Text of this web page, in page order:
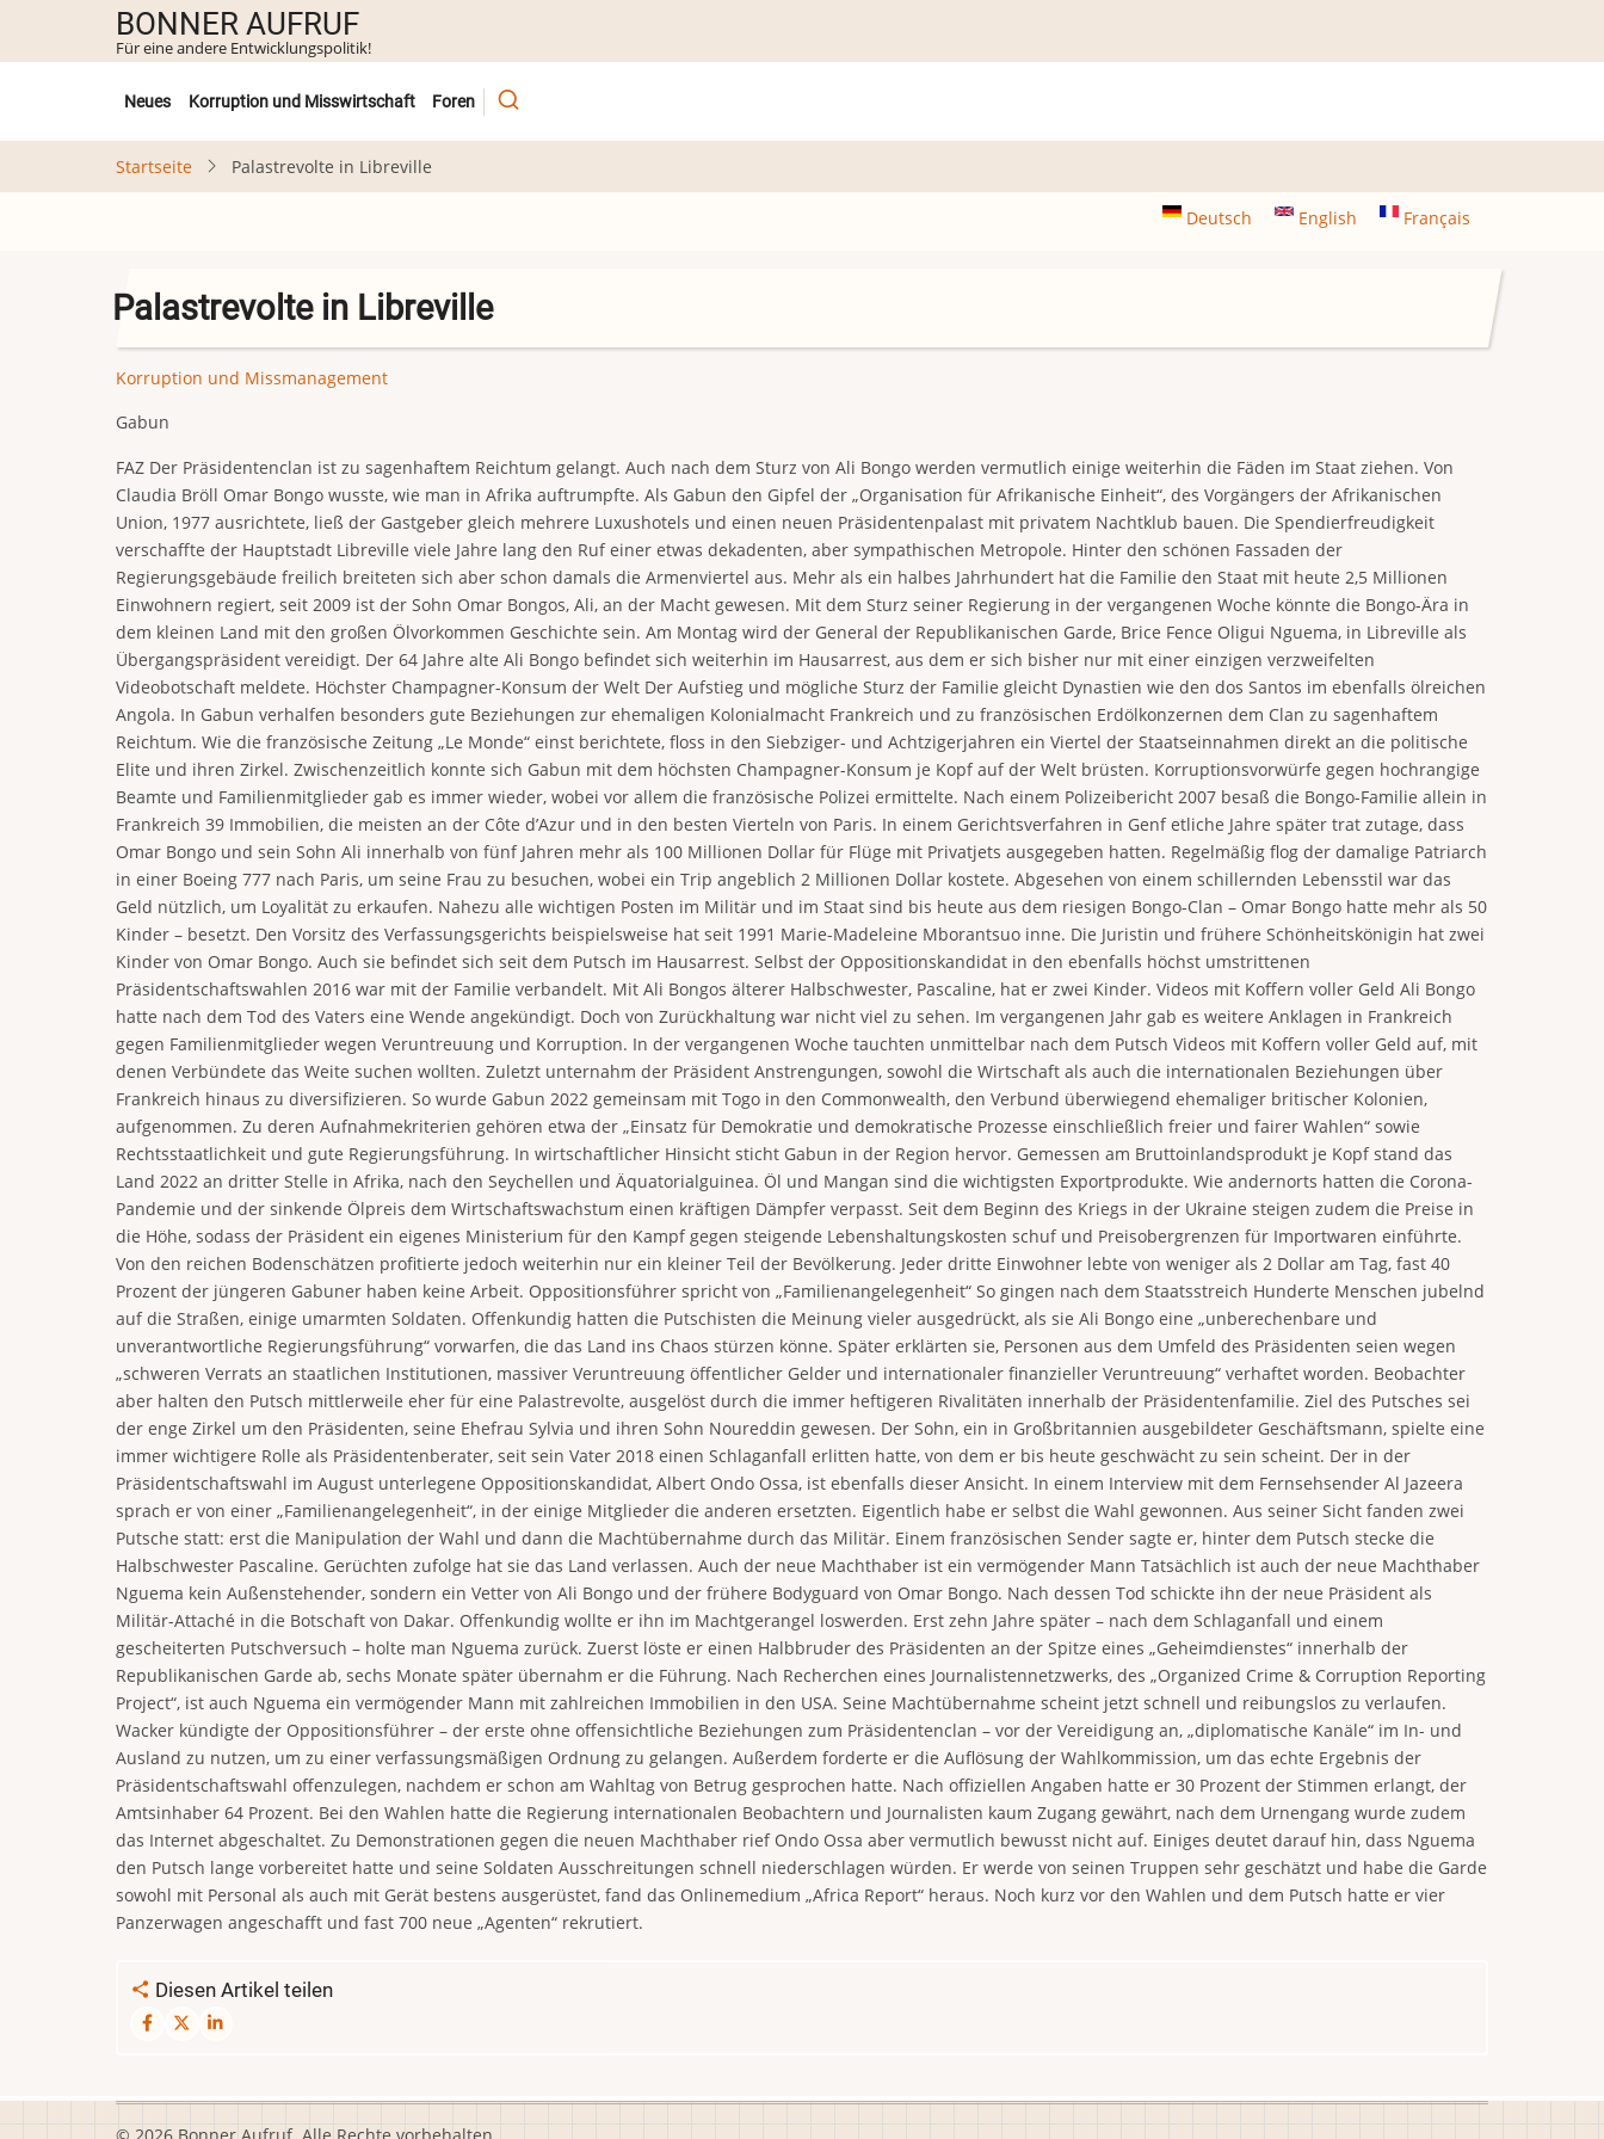
Inhalt
BONNER AUFRUF
Für eine andere Entwicklungspolitik!
Untermenü
Neues Korruption und Misswirtschaft Foren
Startseite Palastrevolte in Libreville
Deutsch English Français
Palastrevolte in Libreville
Korruption und Missmanagement
Gabun
FAZ Der Präsidentenclan ist zu sagenhaftem Reichtum gelangt. Auch nach dem Sturz von Ali Bongo werden vermutlich einige weiterhin die Fäden im Staat ziehen. Von
Claudia Bröll Omar Bongo wusste, wie man in Afrika auftrumpfte. Als Gabun den Gipfel der „Organisation für Afrikanische Einheit“, des Vorgängers der Afrikanischen
Union, 1977 ausrichtete, ließ der Gastgeber gleich mehrere Luxushotels und einen neuen Präsidentenpalast mit privatem Nachtklub bauen. Die Spendierfreudigkeit
verschaffte der Hauptstadt Libreville viele Jahre lang den Ruf einer etwas dekadenten, aber sympathischen Metropole. Hinter den schönen Fassaden der
Regierungsgebäude freilich breiteten sich aber schon damals die Armenviertel aus. Mehr als ein halbes Jahrhundert hat die Familie den Staat mit heute 2,5 Millionen
Einwohnern regiert, seit 2009 ist der Sohn Omar Bongos, Ali, an der Macht gewesen. Mit dem Sturz seiner Regierung in der vergangenen Woche könnte die Bongo-Ära in
dem kleinen Land mit den großen Ölvorkommen Geschichte sein. Am Montag wird der General der Republikanischen Garde, Brice Fence Oligui Nguema, in Libreville als
Übergangspräsident vereidigt. Der 64 Jahre alte Ali Bongo befindet sich weiterhin im Hausarrest, aus dem er sich bisher nur mit einer einzigen verzweifelten
Videobotschaft meldete. Höchster Champagner-Konsum der Welt Der Aufstieg und mögliche Sturz der Familie gleicht Dynastien wie den dos Santos im ebenfalls ölreichen
Angola. In Gabun verhalfen besonders gute Beziehungen zur ehemaligen Kolonialmacht Frankreich und zu französischen Erdölkonzernen dem Clan zu sagenhaftem
Reichtum. Wie die französische Zeitung „Le Monde“ einst berichtete, floss in den Siebziger- und Achtzigerjahren ein Viertel der Staatseinnahmen direkt an die politische
Elite und ihren Zirkel. Zwischenzeitlich konnte sich Gabun mit dem höchsten Champagner-Konsum je Kopf auf der Welt brüsten. Korruptionsvorwürfe gegen hochrangige
Beamte und Familienmitglieder gab es immer wieder, wobei vor allem die französische Polizei ermittelte. Nach einem Polizeibericht 2007 besaß die Bongo-Familie allein in
Frankreich 39 Immobilien, die meisten an der Côte d’Azur und in den besten Vierteln von Paris. In einem Gerichtsverfahren in Genf etliche Jahre später trat zutage, dass
Omar Bongo und sein Sohn Ali innerhalb von fünf Jahren mehr als 100 Millionen Dollar für Flüge mit Privatjets ausgegeben hatten. Regelmäßig flog der damalige Patriarch
in einer Boeing 777 nach Paris, um seine Frau zu besuchen, wobei ein Trip angeblich 2 Millionen Dollar kostete. Abgesehen von einem schillernden Lebensstil war das
Geld nützlich, um Loyalität zu erkaufen. Nahezu alle wichtigen Posten im Militär und im Staat sind bis heute aus dem riesigen Bongo-Clan – Omar Bongo hatte mehr als 50
Kinder – besetzt. Den Vorsitz des Verfassungsgerichts beispielsweise hat seit 1991 Marie-Madeleine Mborantsuo inne. Die Juristin und frühere Schönheitskönigin hat zwei
Kinder von Omar Bongo. Auch sie befindet sich seit dem Putsch im Hausarrest. Selbst der Oppositionskandidat in den ebenfalls höchst umstrittenen
Präsidentschaftswahlen 2016 war mit der Familie verbandelt. Mit Ali Bongos älterer Halbschwester, Pascaline, hat er zwei Kinder. Videos mit Koffern voller Geld Ali Bongo
hatte nach dem Tod des Vaters eine Wende angekündigt. Doch von Zurückhaltung war nicht viel zu sehen. Im vergangenen Jahr gab es weitere Anklagen in Frankreich
gegen Familienmitglieder wegen Veruntreuung und Korruption. In der vergangenen Woche tauchten unmittelbar nach dem Putsch Videos mit Koffern voller Geld auf, mit
denen Verbündete das Weite suchen wollten. Zuletzt unternahm der Präsident Anstrengungen, sowohl die Wirtschaft als auch die internationalen Beziehungen über
Frankreich hinaus zu diversifizieren. So wurde Gabun 2022 gemeinsam mit Togo in den Commonwealth, den Verbund überwiegend ehemaliger britischer Kolonien,
aufgenommen. Zu deren Aufnahmekriterien gehören etwa der „Einsatz für Demokratie und demokratische Prozesse einschließlich freier und fairer Wahlen“ sowie
Rechtsstaatlichkeit und gute Regierungsführung. In wirtschaftlicher Hinsicht sticht Gabun in der Region hervor. Gemessen am Bruttoinlandsprodukt je Kopf stand das
Land 2022 an dritter Stelle in Afrika, nach den Seychellen und Äquatorialguinea. Öl und Mangan sind die wichtigsten Exportprodukte. Wie andernorts hatten die Corona-
Pandemie und der sinkende Ölpreis dem Wirtschaftswachstum einen kräftigen Dämpfer verpasst. Seit dem Beginn des Kriegs in der Ukraine steigen zudem die Preise in
die Höhe, sodass der Präsident ein eigenes Ministerium für den Kampf gegen steigende Lebenshaltungskosten schuf und Preisobergrenzen für Importwaren einführte.
Von den reichen Bodenschätzen profitierte jedoch weiterhin nur ein kleiner Teil der Bevölkerung. Jeder dritte Einwohner lebte von weniger als 2 Dollar am Tag, fast 40
Prozent der jüngeren Gabuner haben keine Arbeit. Oppositionsführer spricht von „Familienangelegenheit“ So gingen nach dem Staatsstreich Hunderte Menschen jubelnd
auf die Straßen, einige umarmten Soldaten. Offenkundig hatten die Putschisten die Meinung vieler ausgedrückt, als sie Ali Bongo eine „unberechenbare und
unverantwortliche Regierungsführung“ vorwarfen, die das Land ins Chaos stürzen könne. Später erklärten sie, Personen aus dem Umfeld des Präsidenten seien wegen
„schweren Verrats an staatlichen Institutionen, massiver Veruntreuung öffentlicher Gelder und internationaler finanzieller Veruntreuung“ verhaftet worden. Beobachter
aber halten den Putsch mittlerweile eher für eine Palastrevolte, ausgelöst durch die immer heftigeren Rivalitäten innerhalb der Präsidentenfamilie. Ziel des Putsches sei
der enge Zirkel um den Präsidenten, seine Ehefrau Sylvia und ihren Sohn Noureddin gewesen. Der Sohn, ein in Großbritannien ausgebildeter Geschäftsmann, spielte eine
immer wichtigere Rolle als Präsidentenberater, seit sein Vater 2018 einen Schlaganfall erlitten hatte, von dem er bis heute geschwächt zu sein scheint. Der in der
Präsidentschaftswahl im August unterlegene Oppositionskandidat, Albert Ondo Ossa, ist ebenfalls dieser Ansicht. In einem Interview mit dem Fernsehsender Al Jazeera
sprach er von einer „Familienangelegenheit“, in der einige Mitglieder die anderen ersetzten. Eigentlich habe er selbst die Wahl gewonnen. Aus seiner Sicht fanden zwei
Putsche statt: erst die Manipulation der Wahl und dann die Machtübernahme durch das Militär. Einem französischen Sender sagte er, hinter dem Putsch stecke die
Halbschwester Pascaline. Gerüchten zufolge hat sie das Land verlassen. Auch der neue Machthaber ist ein vermögender Mann Tatsächlich ist auch der neue Machthaber
Nguema kein Außenstehender, sondern ein Vetter von Ali Bongo und der frühere Bodyguard von Omar Bongo. Nach dessen Tod schickte ihn der neue Präsident als
Militär-Attaché in die Botschaft von Dakar. Offenkundig wollte er ihn im Machtgerangel loswerden. Erst zehn Jahre später – nach dem Schlaganfall und einem
gescheiterten Putschversuch – holte man Nguema zurück. Zuerst löste er einen Halbbruder des Präsidenten an der Spitze eines „Geheimdienstes“ innerhalb der
Republikanischen Garde ab, sechs Monate später übernahm er die Führung. Nach Recherchen eines Journalistennetzwerks, des „Organized Crime & Corrup­tion Reporting
Project“, ist auch Nguema ein vermögender Mann mit zahlreichen Immobilien in den USA. Seine Machtübernahme scheint jetzt schnell und reibungslos zu verlaufen.
Wacker kündigte der Oppositionsführer – der erste ohne offensichtliche Beziehungen zum Präsidentenclan – vor der Vereidigung an, „diplomatische Kanäle“ im In- und
Ausland zu nutzen, um zu einer verfassungsmäßigen Ordnung zu gelangen. Außerdem forderte er die Auflösung der Wahlkommission, um das echte Ergebnis der
Präsidentschaftswahl offenzulegen, nachdem er schon am Wahltag von Betrug gesprochen hatte. Nach offiziellen Angaben hatte er 30 Prozent der Stimmen erlangt, der
Amtsinhaber 64 Prozent. Bei den Wahlen hatte die Regierung internationalen Beobachtern und Journalisten kaum Zugang gewährt, nach dem Urnengang wurde zudem
das Internet abgeschaltet. Zu Demonstrationen gegen die neuen Machthaber rief Ondo Ossa aber vermutlich bewusst nicht auf. Einiges deutet darauf hin, dass Nguema
den Putsch lange vorbereitet hatte und seine Soldaten Ausschreitungen schnell niederschlagen würden. Er werde von seinen Truppen sehr geschätzt und habe die Garde
sowohl mit Personal als auch mit Gerät bestens ausgerüstet, fand das Onlinemedium „Africa Report“ heraus. Noch kurz vor den Wahlen und dem Putsch hatte er vier
Panzerwagen angeschafft und fast 700 neue „Agenten“ rekrutiert.
Diesen Artikel teilen